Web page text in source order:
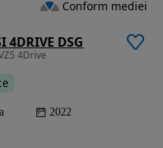
DSG
4Drive
2022
Conform mediei